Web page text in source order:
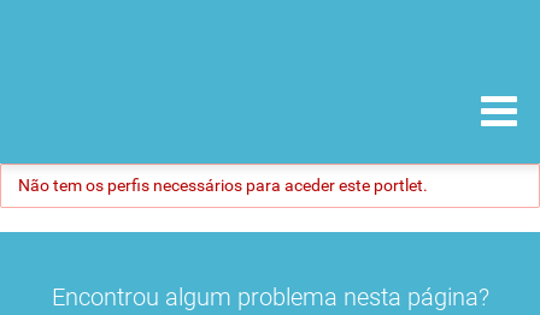
Não tem os perfis necessários para aceder este portlet.
Encontrou algum problema nesta página?